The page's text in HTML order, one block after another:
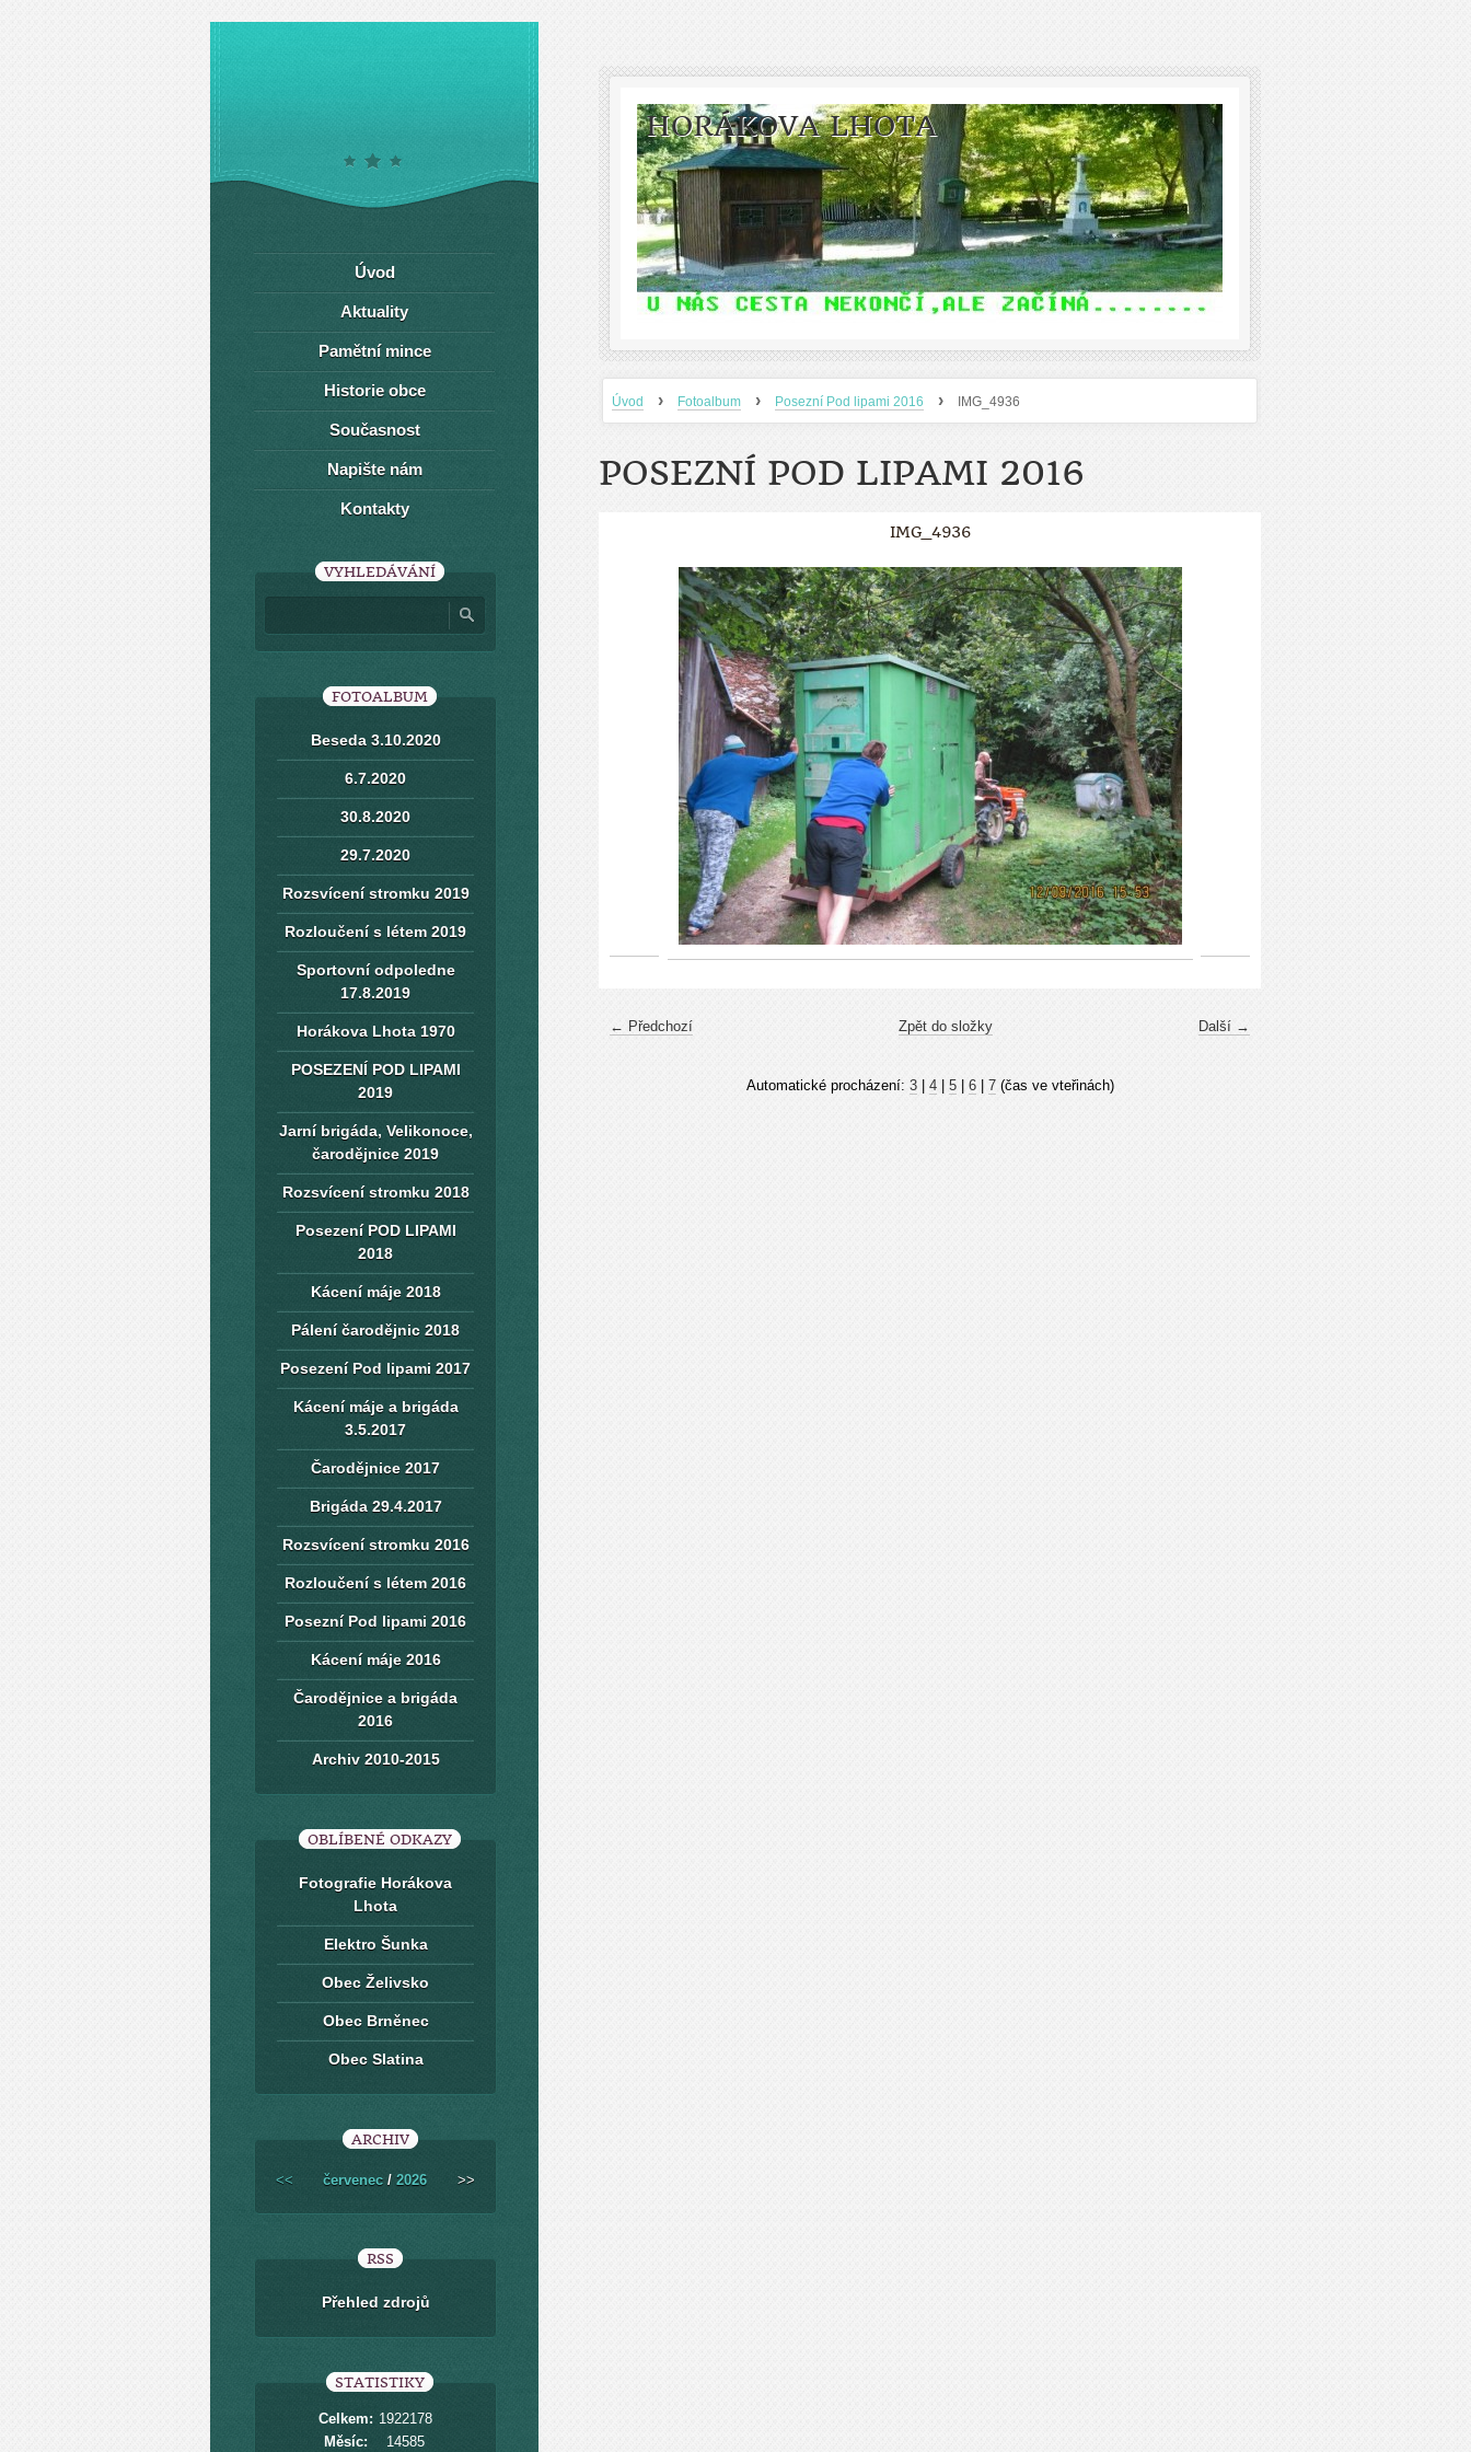
HORÁKOVA LHOTA
Úvod › Fotoalbum › Posezní Pod lipami 2016 › IMG_4936
POSEZNÍ POD LIPAMI 2016
IMG_4936
← Předchozí Další →
Zpět do složky
Automatické procházení: 3| 4| 5| 6| 7(čas ve vteřinách)
Úvod
Aktuality
Pamětní mince
Historie obce
Současnost
Napište nám
Kontakty
VYHLEDÁVÁNÍ
FOTOALBUM
Beseda 3.10.2020
6.7.2020
30.8.2020
29.7.2020
Rozsvícení stromku 2019
Rozloučení s létem 2019
Sportovní odpoledne
17.8.2019
Horákova Lhota 1970
POSEZENÍ POD LIPAMI
2019
Jarní brigáda, Velikonoce,
čarodějnice 2019
Rozsvícení stromku 2018
Posezení POD LIPAMI
2018
Kácení máje 2018
Pálení čarodějnic 2018
Posezení Pod lipami 2017
Kácení máje a brigáda
3.5.2017
Čarodějnice 2017
Brigáda 29.4.2017
Rozsvícení stromku 2016
Rozloučení s létem 2016
Posezní Pod lipami 2016
Kácení máje 2016
Čarodějnice a brigáda
2016
Archiv 2010-2015
OBLÍBENÉ ODKAZY
Fotografie Horákova
Lhota
Elektro Šunka
Obec Želivsko
Obec Brněnec
Obec Slatina
ARCHIV
<< červenec / 2026 >>
RSS
Přehled zdrojů
STATISTIKY
Celkem: 1922178
Měsíc:
14585